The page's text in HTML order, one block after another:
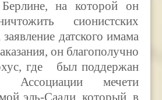
на которой он
сионистских
датского имама
он благополучно
где был поддержан
Ассоциации мечети
эль-Саади, который, в